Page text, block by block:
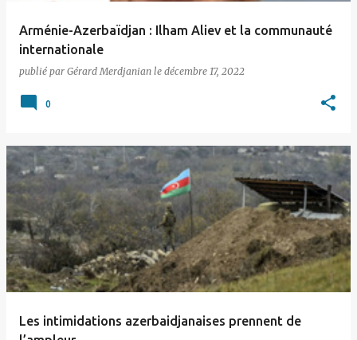
Arménie-Azerbaïdjan : Ilham Aliev et la communauté
internationale
publié par Gérard Merdjanian le décembre 17, 2022
0
Les intimidations azerbaidjanaises prennent de